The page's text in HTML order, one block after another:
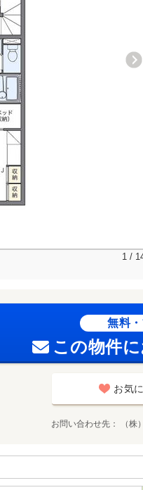
1 /
無料
この物件
お気
お問い合わせ先 （